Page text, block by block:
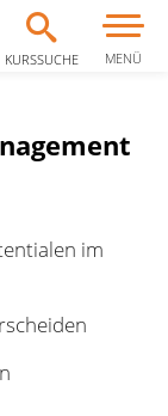
KURSSUCHE MENÜ
im